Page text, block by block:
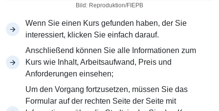
Bild: Reproduktion/FIEPB
Wenn Sie einen Kurs gefunden haben, der Sie
interessiert, klicken Sie einfach darauf.
Anschließend können Sie alle Informationen zum
Kurs wie Inhalt, Arbeitsaufwand, Preis und
Anforderungen einsehen;
Um den Vorgang fortzusetzen, müssen Sie das
Formular auf der rechten Seite der Seite mit